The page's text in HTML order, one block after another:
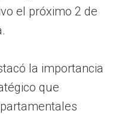
el próximo 2 de
la importancia
que